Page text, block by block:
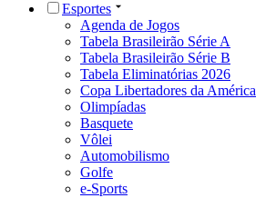
Esportes
Agenda de Jogos
Tabela Brasileirão Série A
Tabela Brasileirão Série B
Tabela Eliminatórias 2026
Copa Libertadores da América
Olimpíadas
Basquete
Vôlei
Automobilismo
Golfe
e-Sports